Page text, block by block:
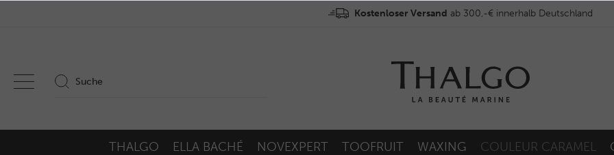
Kostenloser Versand ab 300,-€ innerhalb Deutschland
THALGO ELLA BACHÉ NOVEXPERT TOOFRUIT WAXING COULEUR CARAMEL